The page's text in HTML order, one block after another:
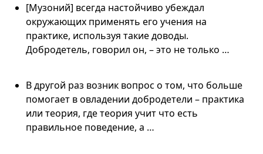
[Музоний] всегда настойчиво убеждал
окружающих применять его учения на
практике, используя такие доводы.
Добродетель, говорил он, – это не только …
В другой раз возник вопрос о том, что больше
помогает в овладении добродетели – практика
или теория, где теория учит что есть
правильное поведение, а …